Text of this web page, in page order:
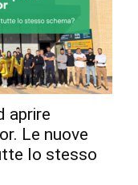
aprire
Le nuove
lo stesso